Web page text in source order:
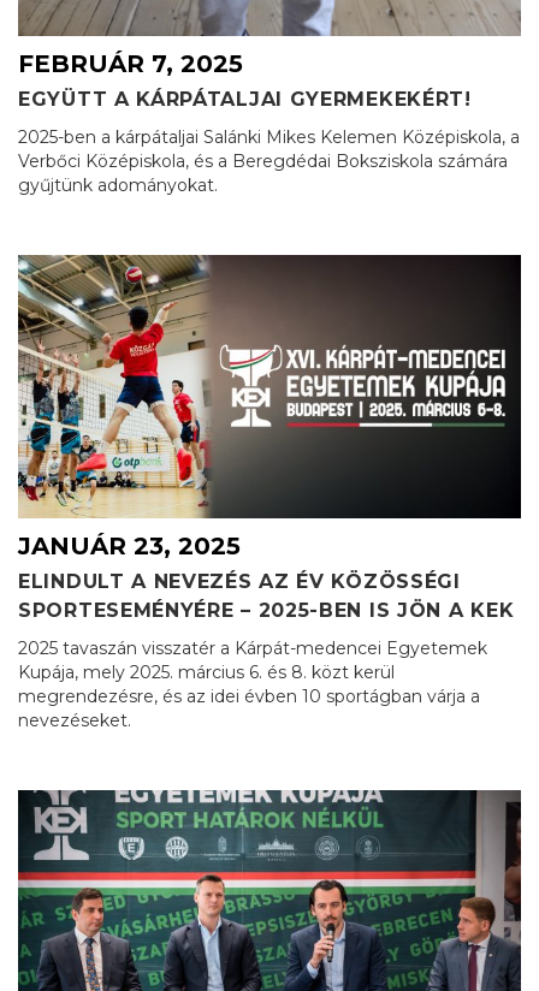
FEBRUÁR 7, 2025
EGYÜTT A KÁRPÁTALJAI GYERMEKEKÉRT!
2025-ben a kárpátaljai Salánki Mikes Kelemen Középiskola, a
Verbőci Középiskola, és a Beregdédai Boksziskola számára
gyűjtünk adományokat.
JANUÁR 23, 2025
ELINDULT A NEVEZÉS AZ ÉV KÖZÖSSÉGI
SPORTESEMÉNYÉRE – 2025-BEN IS JÖN A KEK
2025 tavaszán visszatér a Kárpát-medencei Egyetemek
Kupája, mely 2025. március 6. és 8. közt kerül
megrendezésre, és az idei évben 10 sportágban várja a
nevezéseket.